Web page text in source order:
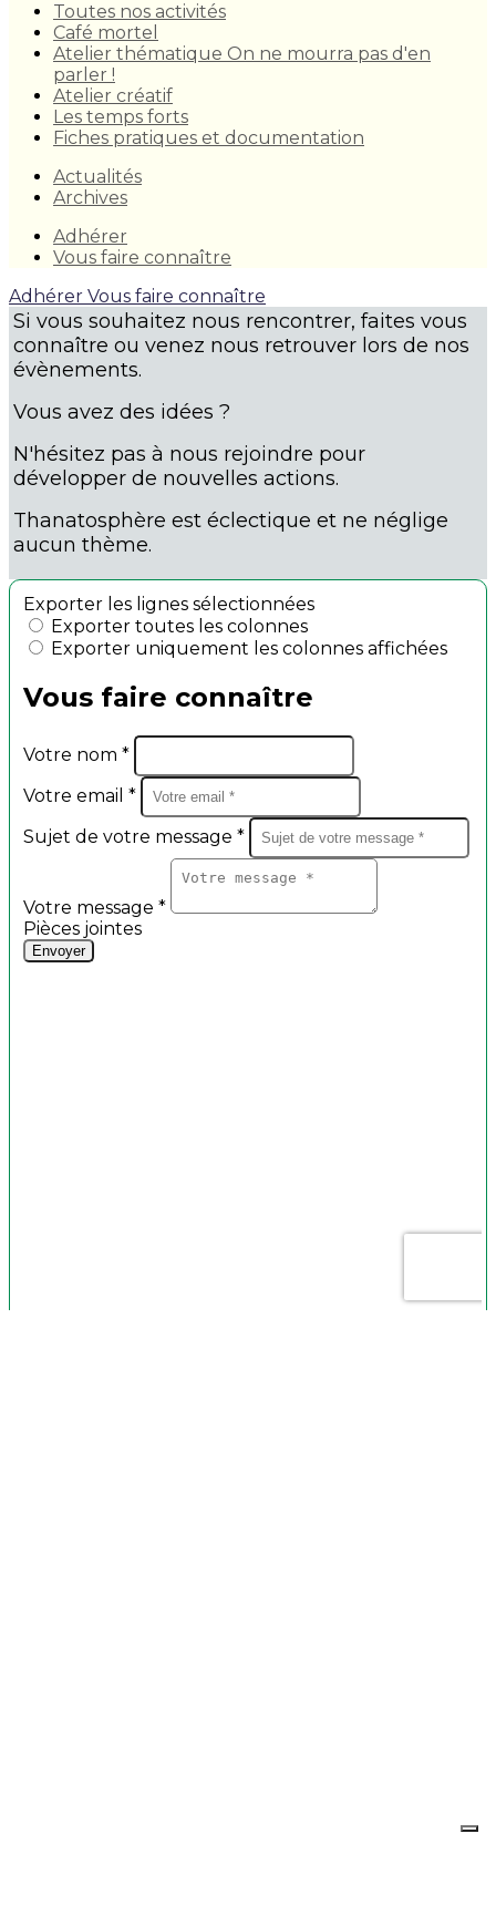
Toutes nos activités
Café mortel
Atelier thématique On ne mourra pas d'en
parler !
Atelier créatif
Les temps forts
Fiches pratiques et documentation
Actualités
Archives
Adhérer
Vous faire connaître
Adhérer Vous faire connaître
Si vous souhaitez nous rencontrer, faites vous
connaître ou venez nous retrouver lors de nos
évènements.
Vous avez des idées ?
N'hésitez pas à nous rejoindre pour
développer de nouvelles actions.
Thanatosphère est éclectique et ne néglige
aucun thème.